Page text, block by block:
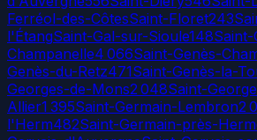
Ferréol-des-CôtesSaint-Floret243
l'ÉtangSaint-Gal-sur-Sioule148Saint-
Champanelle4 066Saint-Genès-
Genès-du-Retz471Saint-Genès-la-
Georges-de-Mons2 048Saint-
Allier1 395Saint-Germain-Lembron2
l'Herm482Saint-Germain-près-